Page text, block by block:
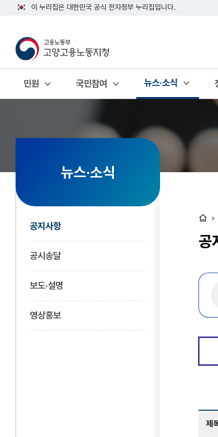
이 누리집은 대한민국 공식 전자정부 누리집입니다.
민원
열기
국민참여
열기
뉴스·소식
열기
뉴스·소식
공지사항
공시송달
보도·설명
영상홍보
공
제